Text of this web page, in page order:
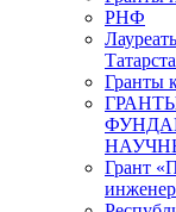
РНФ
Гранты
Грант